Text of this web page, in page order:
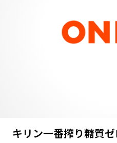
キリン一番搾り糖質ゼ